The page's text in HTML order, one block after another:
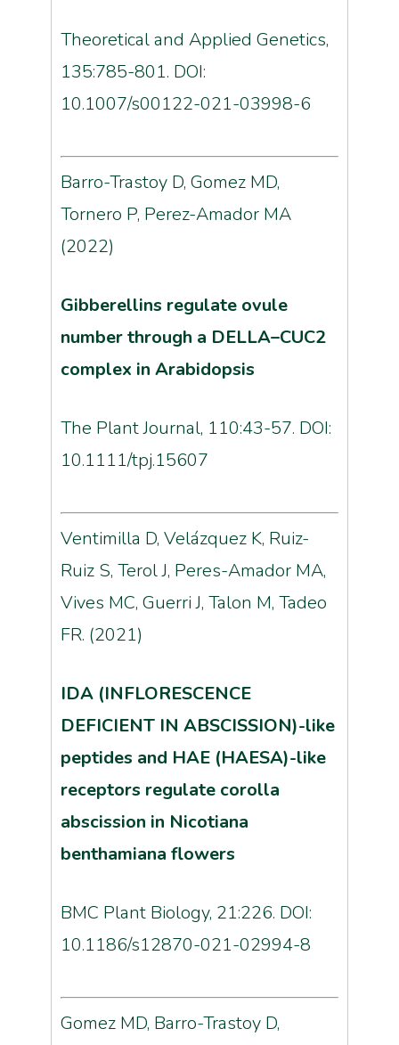
Theoretical and Applied Genetics,
135:785-801. DOI:
10.1007/s00122-021-03998-6
Barro-Trastoy D, Gomez MD,
Tornero P, Perez-Amador MA
(2022)
Gibberellins regulate ovule
number through a DELLA–CUC2
complex in Arabidopsis
The Plant Journal, 110:43-57. DOI:
10.1111/tpj.15607
Ventimilla D, Velázquez K, Ruiz-
Ruiz S, Terol J, Peres-Amador MA,
Vives MC, Guerri J, Talon M, Tadeo
FR. (2021)
IDA (INFLORESCENCE
DEFICIENT IN ABSCISSION)-like
peptides and HAE (HAESA)-like
receptors regulate corolla
abscission in Nicotiana
benthamiana flowers
BMC Plant Biology, 21:226. DOI:
10.1186/s12870-021-02994-8
Gomez MD, Barro-Trastoy D,